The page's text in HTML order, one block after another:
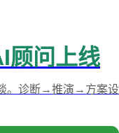
顾问上线
。诊断→推演→方案设